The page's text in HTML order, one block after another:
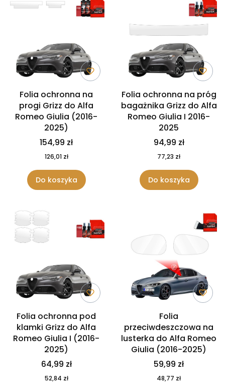
Folia ochronna na
progi Grizz do Alfa
Romeo Giulia (2016-
2025)
154,99 zł
126,01 zł
Do koszyka
Folia ochronna na próg
bagażnika Grizz do Alfa
Romeo Giulia I 2016-
2025
94,99 zł
77,23 zł
Do koszyka
Folia ochronna pod
klamki Grizz do Alfa
Romeo Giulia I (2016-
2025)
64,99 zł
52,84 zł
Folia
przeciwdeszczowa na
lusterka do Alfa Romeo
Giulia (2016-2025)
59,99 zł
48,77 zł